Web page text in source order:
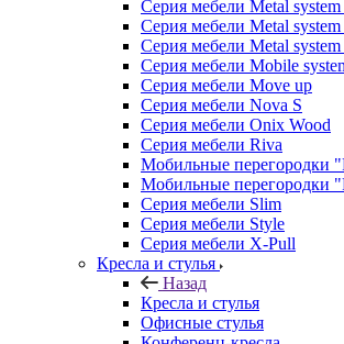
Серия мебели Metal
Серия мебели Metal
Серия мебели Metal system
Серия мебели Mobile
Серия мебели Move up
Серия мебели Nova S
Серия мебели Onix Wood
Серия мебели Riva
Мобильные перегородки
Мобильные перегородки
Серия мебели Slim
Серия мебели Style
Серия мебели X-Pull
Кресла и стулья
Назад
Кресла и стулья
Офисные стулья